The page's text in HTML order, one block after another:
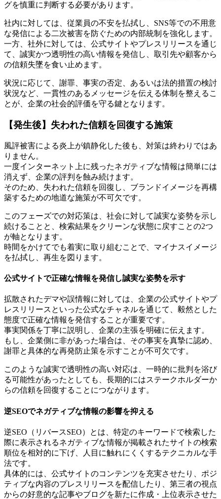
グを慎重に判断する必要があります。
社内に対しては、従業員の不安を払拭し、SNS等での不用意
な発信による二次被害を防ぐための内部統制を強化します。
一方、社外に対しては、公式サイトやプレスリリースを通じ
て、誠実かつ透明性の高い情報を発信し、取引先や顧客から
の信頼失墜を食い止めます。
状況に応じて、謝罪、事実の否定、あるいは法的措置の検討
状況など、一貫性のあるメッセージを伝える体制を整えるこ
とが、企業の社会的評価を守る鍵となります。
【発生後】失われた信頼を回復する施策
風評被害による炎上が鎮静化した後も、対策は終わりではあ
りません。
一度インターネット上に残ったネガティブな情報は簡単には
消えず、企業の評判を蝕み続けます。
そのため、失われた信頼を回復し、ブランドイメージを再構
築するための地道な施策が不可欠です。
このフェーズでの対応策は、社会に対して誠実な姿勢を示し
続けることと、検索結果をクリーンな状態に戻すことの2つ
が軸となります。
時間をかけてでも着実に取り組むことで、マイナスイメージ
を払拭し、再生を図ります。
公式サイトで正確な情報を発信し誠実な姿勢を示す
拡散されたデマや誤情報に対しては、企業の公式サイトやプ
レスリリースといった公式なチャネルを通じて、毅然とした
態度で正確な情報を発信することが重要です。
事実関係を丁寧に説明し、企業の主張を明確に伝えます。
もし、企業側に非があった場合は、その事実を真摯に認め、
謝罪と具体的な再発防止策を示すことが不可欠です。
このような誠実で透明性の高い対応は、一時的に批判を浴び
る可能性があったとしても、長期的にはステークホルダーか
らの信頼を回復することにつながります。
逆SEOでネガティブな情報の影響を抑える
逆SEO（リバースSEO）とは、特定のキーワードで検索した
際に表示されるネガティブな情報が掲載されたサイトの検索
順位を相対的に下げ、人目に触れにくくするテクニカルな手
法です。
具体的には、公式サイトのコンテンツを充実させたり、ポジ
ティブな内容のプレスリリースを配信したり、第三者の視点
からの好意的な記事やブログを新たに作成・上位表示させた